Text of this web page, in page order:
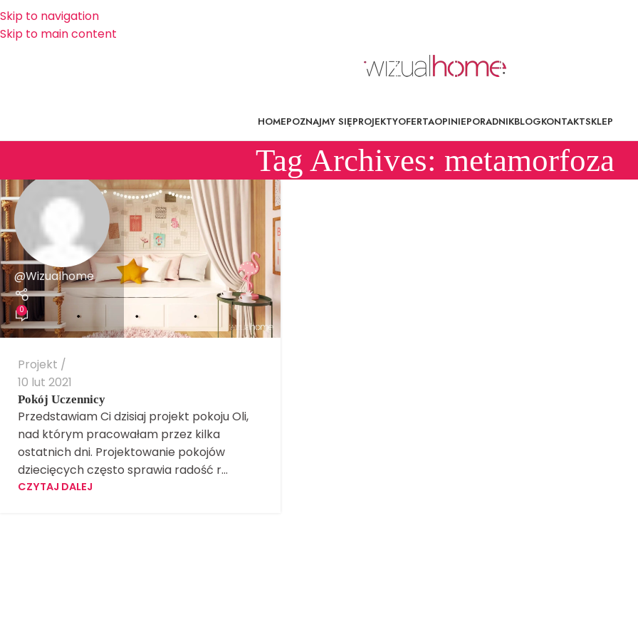
Skip to navigation
Skip to main content
HOMEPOZNAJMY SIĘPROJEKTYOFERTAOPINIEPORADNIKBLOGKONTAKTSKLEP
Tag Archives: metamorfoza
@Wizualhome
0
Projekt
10 lut 2021
Pokój Uczennicy
Przedstawiam Ci dzisiaj projekt pokoju Oli,
nad którym pracowałam przez kilka
ostatnich dni. Projektowanie pokojów
dziecięcych często sprawia radość r...
CZYTAJ DALEJ